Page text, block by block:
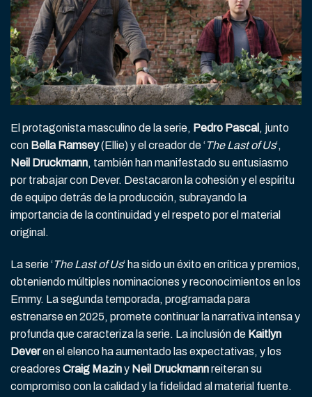
El protagonista masculino de la serie, Pedro Pascal , junto
con Bella Ramsey(Ellie) y el creador de ‘The Last of Us‘,
Neil Druckmann, también han manifestado su entusiasmo
por trabajar con Dever. Destacaron la cohesión y el espíritu
de equipo detrás de la producción, subrayando la
importancia de la continuidad y el respeto por el material
original.
La serie ‘The Last of Us‘ ha sido un éxito en crítica y premios,
obteniendo múltiples nominaciones y reconocimientos en los
Emmy. La segunda temporada, programada para
estrenarse en 2025, promete continuar la narrativa intensa y
profunda que caracteriza la serie. La inclusión de Kaitlyn
Deveren el elenco ha aumentado las expectativas, y los
creadores Craig Maziny Neil Druckmannreiteran su
compromiso con la calidad y la fidelidad al material fuente.